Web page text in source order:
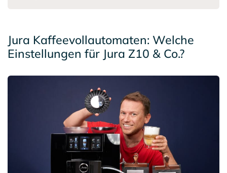
Jura Kaffeevollautomaten: Welche
Einstellungen für Jura Z10 & Co.?